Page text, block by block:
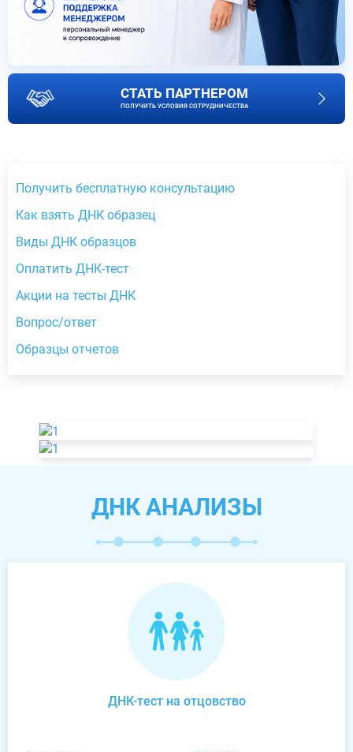
СТАТЬ ПАРТНЕРОМ
ПОЛУЧИТЬ УСЛОВИЯ СОТРУДНИЧЕСТВА
Получить бесплатную консультацию
Как взять ДНК образец
Виды ДНК образцов
Оплатить ДНК-тест
Акции на тесты ДНК
Вопрос/ответ
Образцы отчетов
ДНК АНАЛИЗЫ
ДНК-тест на отцовство